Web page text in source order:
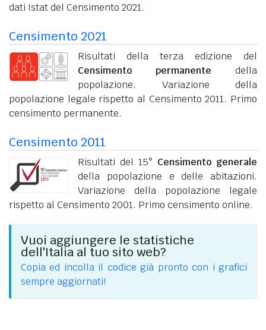
dati Istat del Censimento 2021.
Censimento 2021
Risultati della terza edizione del
Censimento permanente della
popolazione. Variazione della
popolazione legale rispetto al Censimento 2011. Primo
censimento permanente.
Censimento 2011
Risultati del 15° Censimento generale
della popolazione e delle abitazioni.
Variazione della popolazione legale
rispetto al Censimento 2001. Primo censimento online.
Vuoi aggiungere le statistiche
dell'Italia al tuo sito web?
Copia ed incolla il codice già pronto con i grafici
sempre aggiornati!